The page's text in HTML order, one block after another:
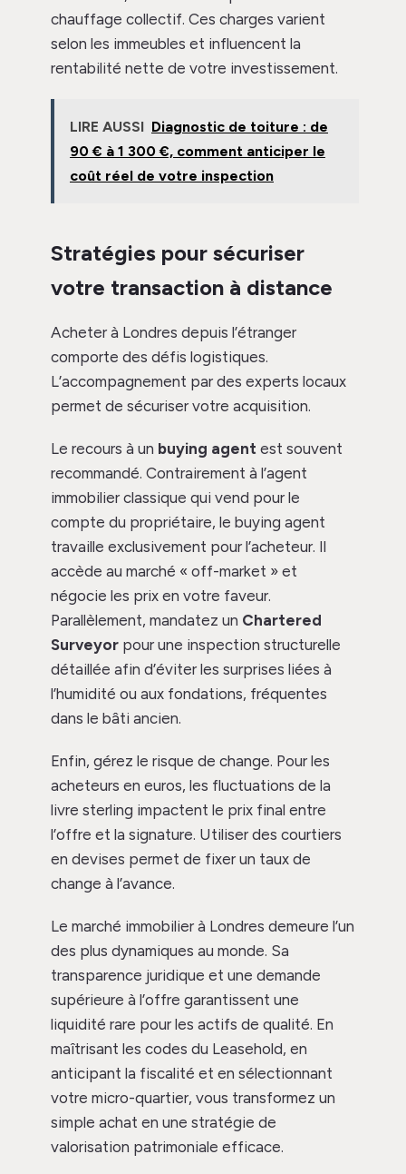
chauffage collectif. Ces charges varient
selon les immeubles et influencent la
rentabilité nette de votre investissement.
LIRE AUSSI Diagnostic de toiture : de
90 € à 1 300 €, comment anticiper le
coût réel de votre inspection
Stratégies pour sécuriser
votre transaction à distance
Acheter à Londres depuis l’étranger
comporte des défis logistiques.
L’accompagnement par des experts locaux
permet de sécuriser votre acquisition.
Le recours à un buying agent est souvent
recommandé. Contrairement à l’agent
immobilier classique qui vend pour le
compte du propriétaire, le buying agent
travaille exclusivement pour l’acheteur. Il
accède au marché « off-market » et
négocie les prix en votre faveur.
Parallèlement, mandatez un Chartered
Surveyor pour une inspection structurelle
détaillée afin d’éviter les surprises liées à
l’humidité ou aux fondations, fréquentes
dans le bâti ancien.
Enfin, gérez le risque de change. Pour les
acheteurs en euros, les fluctuations de la
livre sterling impactent le prix final entre
l’offre et la signature. Utiliser des courtiers
en devises permet de fixer un taux de
change à l’avance.
Le marché immobilier à Londres demeure l’un
des plus dynamiques au monde. Sa
transparence juridique et une demande
supérieure à l’offre garantissent une
liquidité rare pour les actifs de qualité. En
maîtrisant les codes du Leasehold, en
anticipant la fiscalité et en sélectionnant
votre micro-quartier, vous transformez un
simple achat en une stratégie de
valorisation patrimoniale efficace.